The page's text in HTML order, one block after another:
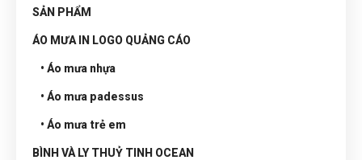
SẢN PHẨM
ÁO MƯA IN LOGO QUẢNG CÁO
• Áo mưa nhựa
• Áo mưa padessus
• Áo mưa trẻ em
BÌNH VÀ LY THUỶ TINH OCEAN